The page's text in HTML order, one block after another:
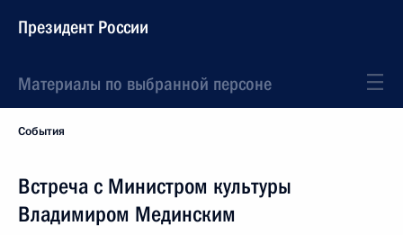
Президент России
Материалы по выбранной персоне
События
Встреча с Министром культуры
Владимиром Мединским